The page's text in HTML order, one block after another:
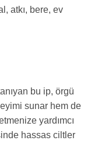
atkı, bere, ev
bu ip, örgü
sunar hem de
yardımcı
hassas ciltler